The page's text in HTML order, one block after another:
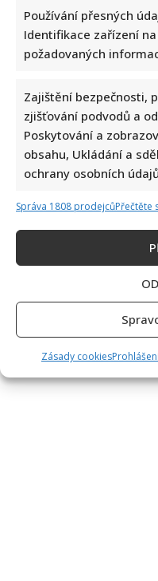
Používání přesných
Identifikace zařízení
požadovaných
Zajištění bezpečnosti,
zjišťování podvodů a
Poskytování a
obsahu, Ukládání a
ochrany osobních
Správa 1808 prodejcůPřečtěte
Zásady cookies